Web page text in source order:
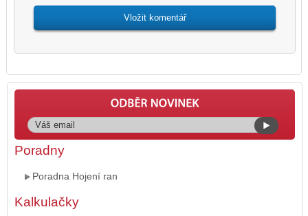
Poradny
Poradna Hojení ran
Kalkulačky